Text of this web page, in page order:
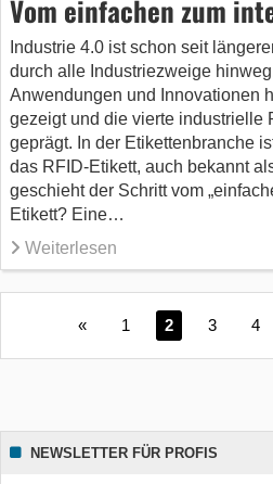
Vom einfachen zum
Industrie 4.0 ist schon seit
durch alle Industriezweige
Anwendungen und Innovationen
gezeigt und die vierte industrielle
geprägt. In der Etikettenbranche
das RFID-Etikett, auch bekannt
geschieht der Schritt vom
Etikett? Eine…
Weiterlesen
« 1 2 3 4
NEWSLETTER FÜR PROFIS